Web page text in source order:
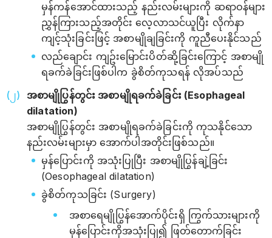
မှန်ကန်အောင်ထားသည့် နည်းလမ်းများကို ဆရာဝန်များ
ညွှန်ကြားသည့်အတိုင်း လေ့လာသင်ယူပြီး လိုက်နာ
ကျင့်သုံးခြင်းဖြင့် အစာမျိုချခြင်းကို ကူညီပေးနိုင်သည်
လည်ချောင်း ကျဥ်းမြောင်းပိတ်ဆို့ခြင်းကြောင့် အစာမျို
ရခက်ခဲခြင်းဖြစ်ပါက ခွဲစိတ်ကုသရန် လိုအပ်သည်
အစာမျိုပြွန်တွင်း အစာမျိုရခက်ခဲခြင်း (Esophageal
dilatation)
အစာမျိုပြွန်တွင်း အစာမျိုရခက်ခဲခြင်းကို ကုသနိုင်သော
နည်းလမ်းများမှာ ‌အောက်ပါအတိုင်းဖြစ်သည်။
မှန်ပြောင်းကို အသုံးပြုပြီး အစာမျိုပြွန်ချဲ့ခြင်း
(Oesophageal dilatation)
ခွဲစိတ်ကုသခြင်း (Surgery)
အစာရေမျိုပြွန်အောက်ပိုင်းရှိ ကြွက်သားများကို
မှန်ပြောင်းကိုအသုံးပြု၍ ဖြတ်တောက်ခြင်း